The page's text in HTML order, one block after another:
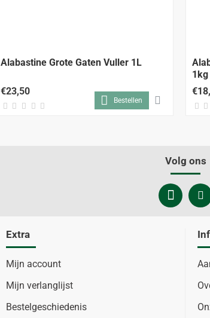
Alabastine Grote Gaten Vuller 1L
€23,50
Bestellen
1kg
Volg ons
Extra
Mijn account
Mijn verlanglijst
Bestelgeschiedenis